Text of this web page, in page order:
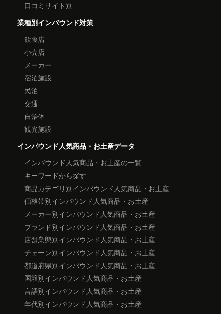
口コミサイト別
業種別インバウンド対策
飲食店
小売店
メーカー
宿泊施設
民泊
交通
自治体
観光施設
インバウンド人気商品・お土産データ
インバウンド人気商品・お土産の一覧
キーワードから探す
商品カテゴリ別インバウンド人気商品・お土産
価格帯別インバウンド人気商品・お土産
メーカー別インバウンド人気商品・お土産
ブランド別インバウンド人気商品・お土産
店舗業態別インバウンド人気商品・お土産
チェーン別インバウンド人気商品・お土産
都道府県別インバウンド人気商品・お土産
国籍別インバウンド人気商品・お土産
言語別インバウンド人気商品・お土産
年代別インバウンド人気商品・お土産